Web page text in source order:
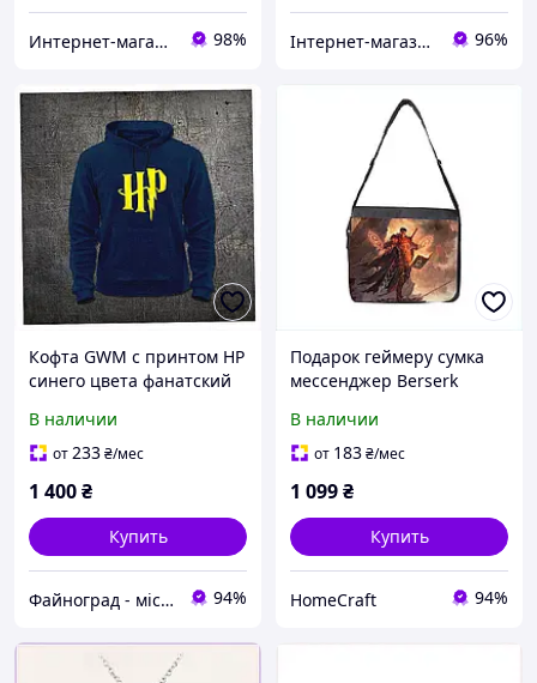
Интернет-магазин "SmartShop" 98% Інтернет-магазин KupiVse 96%
Кофта GWM с принтом HP
синего цвета фанатский
В наличии
от233₴/мес
1 400₴
Купить
Файноград - місто файних речей 94%
Подарок геймеру сумка
мессенджер Berserk
В наличии
от 183₴/мес
1 099₴
Купить
HomeCraft 94%